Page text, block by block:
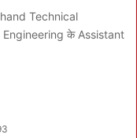
Technical
Engineering के Assistant